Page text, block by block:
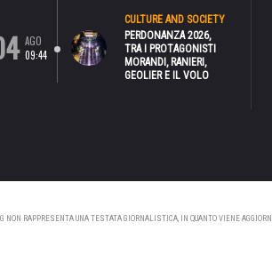
AGO
09:44
CULTURE AND SOCIETY
PERDONANZA 2026,
TRA I PROTAGONISTI
MORANDI, RANIERI,
GEOLIER E IL VOLO
RAPPRESENTA UNA TESTATA GIORNALISTICA, IN QUANTO VIENE